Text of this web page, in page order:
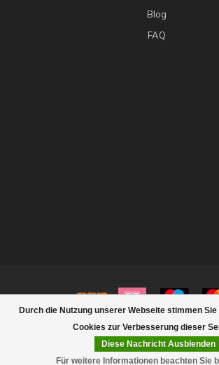
Durch die Nutzung unserer Webseite stimmen
Cookies zur Verbesserung dieser
Diese Nachricht Ausblenden
Für weitere Informationen beachten Sie
Blog
FAQ
© Copyright 2026 Rootsmann